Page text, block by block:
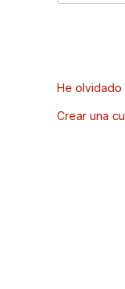
He olvidado
Crear una